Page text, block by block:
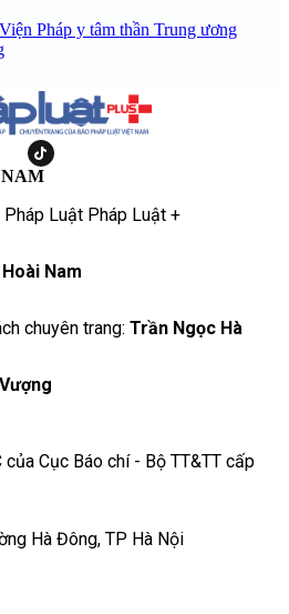
Pháp y tâm thần Trung ương
Luật Pháp Luật +
Nam
chuyên trang: Trần Ngọc Hà
Cục Báo chí - Bộ TT&TT cấp
Hà Đông, TP Hà Nội